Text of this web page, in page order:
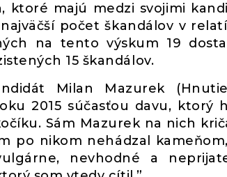
ktoré majú medzi svojimi
počet škandálov v
na tento výskum 19
15 škandálov.
Milan Mazurek
2015 súčasťou davu, ktorý
Sám Mazurek na nich
po nikom nehádzal
nevhodné a